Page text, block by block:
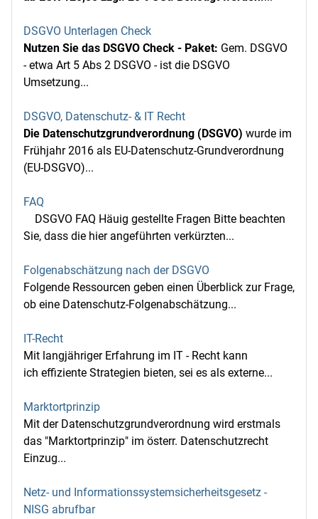
DSGVO Unterlagen Check
Nutzen Sie das DSGVO Check - Paket: Gem. DSGVO
- etwa Art 5 Abs 2 DSGVO - ist die DSGVO
Umsetzung...
DSGVO, Datenschutz- & IT Recht
Die Datenschutzgrundverordnung (DSGVO) wurde im
Frühjahr 2016 als EU-Datenschutz-Grundverordnung
(EU-DSGVO)...
FAQ
DSGVO FAQ Häuig gestellte Fragen Bitte beachten
Sie, dass die hier angeführten verkürzten...
Folgenabschätzung nach der DSGVO
Folgende Ressourcen geben einen Überblick zur Frage,
ob eine Datenschutz-Folgenabschätzung...
IT-Recht
Mit langjähriger Erfahrung im IT - Recht kann
ich effiziente Strategien bieten, sei es als externe...
Marktortprinzip
Mit der Datenschutzgrundverordnung wird erstmals
das "Marktortprinzip" im österr. Datenschutzrecht
Einzug...
Netz- und Informationssystemsicherheitsgesetz -
NISG abrufbar